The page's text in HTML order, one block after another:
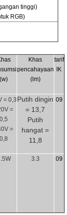
tinggi)
RGB)
(w)
Khas
pencahayaan
(lm)
tarif
IK
= 0,3
=
0,5
=
0,8
Putih dingin
= 13,7
Putih
hangat =
11,8
09
3.3 09